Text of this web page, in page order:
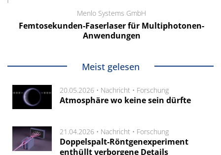
Menlo Systems GmbH
Femtosekunden-Faserlaser für Multiphotonen-
Anwendungen
Meist gelesen
20.05.2026 • Nachricht • Forschung
Atmosphäre wo keine sein dürfte
21.04.2026 • Nachricht • Forschung
Doppelspalt-Röntgenexperiment
enthüllt verborgene Details